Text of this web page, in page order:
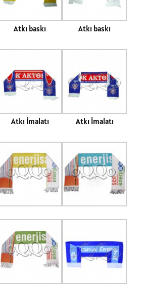
Atkı baskı Atkı baskı
Atkı İmalatı Atkı İmalatı